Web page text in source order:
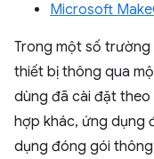
Microsoft
Trong một số
thiết bị thông qua
dùng đã cài đặt
hợp khác, ứng dụng
dụng đóng gói